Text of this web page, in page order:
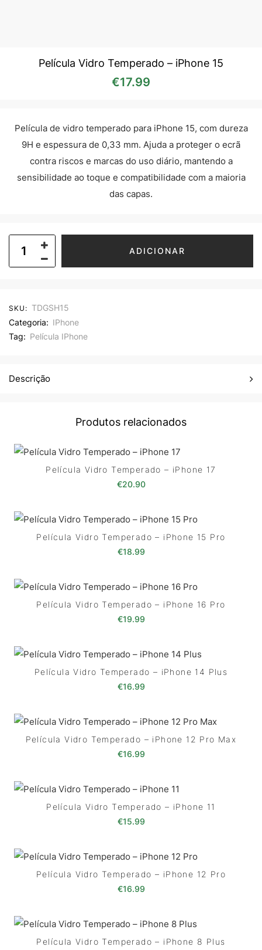
Película Vidro Temperado – iPhone 15
€17.99
Película de vidro temperado para iPhone 15, com dureza
9H e espessura de 0,33 mm. Ajuda a proteger o ecrã
contra riscos e marcas do uso diário, mantendo a
sensibilidade ao toque e compatibilidade com a maioria
das capas.
ADICIONAR
SKU: TDGSH15
Categoria: IPhone
Tag: Película IPhone
Descrição
Produtos relacionados
Película Vidro Temperado – iPhone 17
€20.90
Película Vidro Temperado – iPhone 15 Pro
€18.99
Película Vidro Temperado – iPhone 16 Pro
€19.99
Película Vidro Temperado – iPhone 14 Plus
€16.99
Película Vidro Temperado – iPhone 12 Pro Max
€16.99
Película Vidro Temperado – iPhone 11
€15.99
Película Vidro Temperado – iPhone 12 Pro
€16.99
Película Vidro Temperado – iPhone 8 Plus